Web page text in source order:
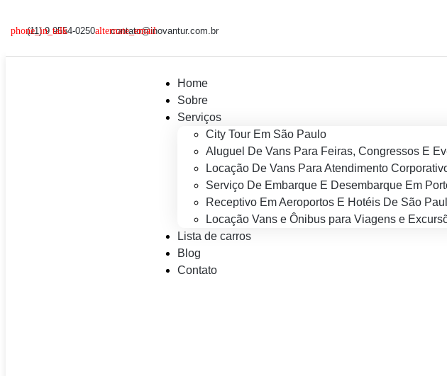
(11) 9 9554-0250 contato@inovantur.com.br
Home
Sobre
Serviços
City Tour Em São Paulo
Aluguel De Vans Para Feiras, Congressos E
Locação De Vans Para Atendimento
Serviço De Embarque E Desembarque Em
Receptivo Em Aeroportos E Hotéis De São
Locação Vans e Ônibus para Viagens e
Lista de carros
Blog
Contato